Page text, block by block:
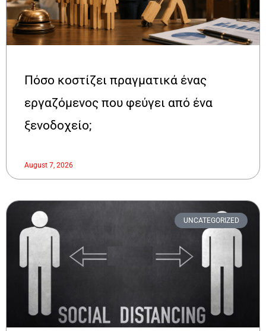
Πόσο κοστίζει πραγματικά ένας
εργαζόμενος που φεύγει από ένα
ξενοδοχείο;
August 7, 2026
UNCATEGORIZED